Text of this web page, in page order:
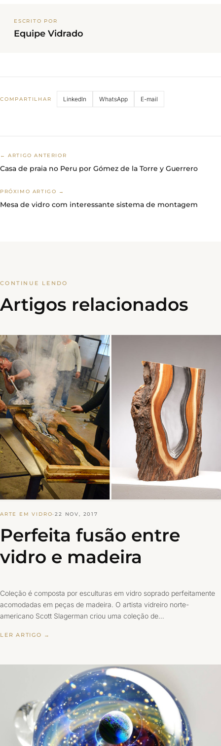
ESCRITO POR
Equipe Vidrado
COMPARTILHAR LinkedIn WhatsApp E-mail
← ARTIGO ANTERIOR
Casa de praia no Peru por Gómez de la Torre y Guerrero
PRÓXIMO ARTIGO →
Mesa de vidro com interessante sistema de montagem
CONTINUE LENDO
Artigos relacionados
ARTE EM VIDRO·22 NOV, 2017
Perfeita fusão entre
vidro e madeira
Coleção é composta por esculturas em vidro soprado perfeitamente
acomodadas em peças de madeira. O artista vidreiro norte-
americano Scott Slagerman criou uma coleção de…
LER ARTIGO →